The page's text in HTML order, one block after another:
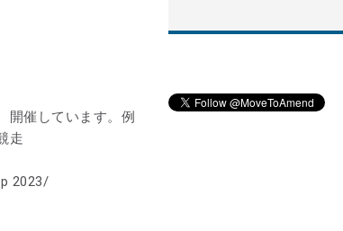
開催しています。例
走
2023/